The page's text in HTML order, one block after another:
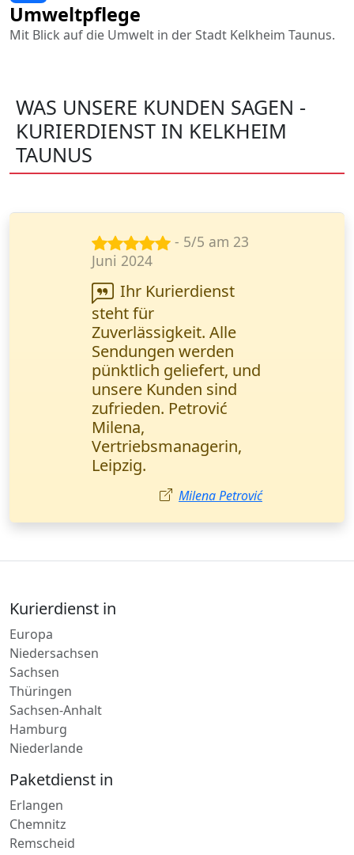
Umweltpflege
Mit Blick auf die Umwelt in der Stadt Kelkheim Taunus.
WAS UNSERE KUNDEN SAGEN -
KURIERDIENST IN KELKHEIM
TAUNUS
- 5/5 am 15
Nov. 2024
Ihr Service ist eine
echte Rettung in
dringenden
Situationen. Alles läuft
reibungslos, schnell
und bequem. Lisa
Wagner,
Marketingmanagerin
(Düsseldorf).
Europa
Niedersachsen
Sachsen
Thüringen
Sachsen-Anhalt
Hamburg
Niederlande
Paketdienst in
Erlangen
Chemnitz
Remscheid
Erfurt